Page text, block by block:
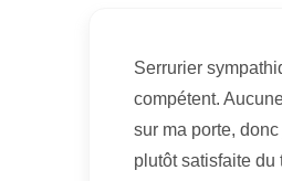
Serrurier
compétent.
sur ma porte,
plutôt satisfaite du